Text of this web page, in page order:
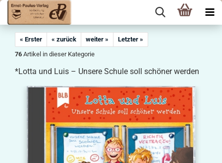
« Erster « zurück weiter »
Letzter »
76 Artikel in dieser Kategorie
*Lotta und Luis – Unsere Schule soll schöner werden